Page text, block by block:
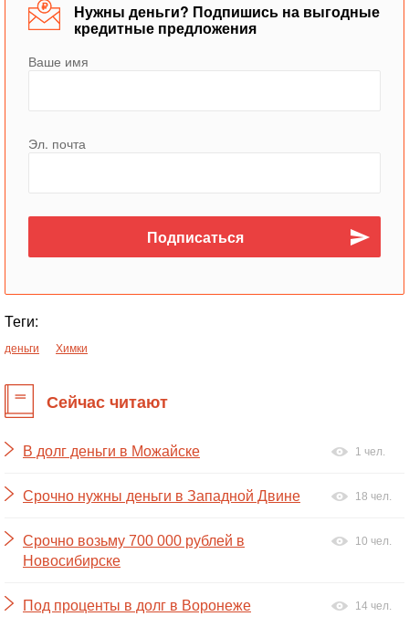
Нужны деньги? Подпишись на выгодные
кредитные предложения
Ваше имя
Эл. почта
Теги:
деньги Химки
Сейчас читают
В долг деньги в Можайске 1 чел.
Срочно нужны деньги в Западной Двине 18 чел.
Срочно возьму 700 000 рублей в
Новосибирске
10 чел.
Под проценты в долг в Воронеже 14 чел.